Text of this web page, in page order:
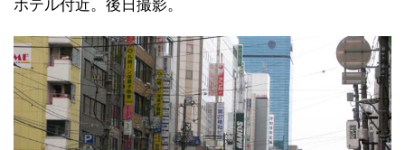
ホテル付近。後日撮影。